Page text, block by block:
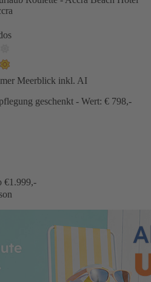
Meerblick inkl. AI
geschenkt - Wert: € 798,-
€1.999,-